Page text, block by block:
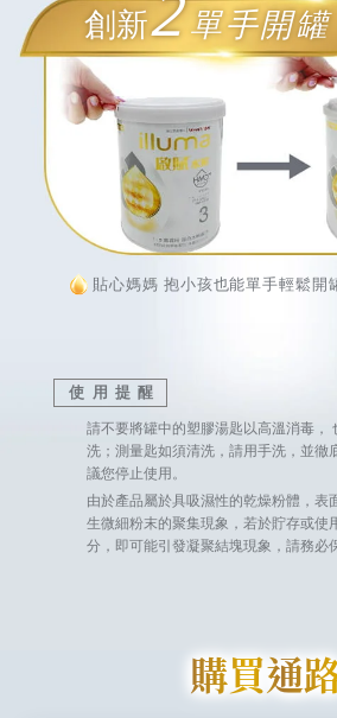
貼心媽媽 抱小孩也能單手輕鬆開
創新 單手開罐
使用提醒
請不要將罐中的塑膠湯匙以高溫消毒，
洗；測量匙如須清洗，請用手洗，並徹
議您停止使用。
由於產品屬於具吸濕性的乾燥粉體，表
生微細粉末的聚集現象，若於貯存或使
分，即可能引發凝聚結塊現象，請務必
購買通